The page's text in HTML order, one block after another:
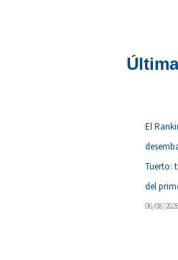
El
Tuerto:
del
06/08/